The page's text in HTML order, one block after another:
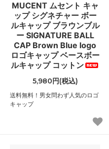
MUCENT ムセント キャ
ップ シグネチャー ボー
ルキャップ ブラウンブル
ー SIGNATURE BALL
CAP Brown Blue logo
ロゴキャップ ベースボー
ルキャップ コットン
5,980円(税込)
送料無料！男女問わず人気のロゴ
キャップ